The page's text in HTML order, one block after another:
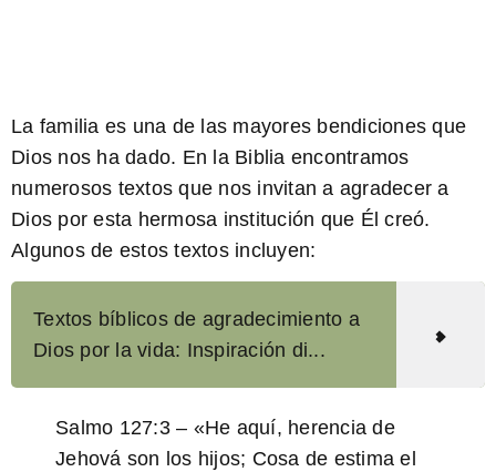
La familia es una de las mayores bendiciones que
Dios nos ha dado. En la Biblia encontramos
numerosos textos que nos invitan a agradecer a
Dios por esta hermosa institución que Él creó.
Algunos de estos textos incluyen:
Textos bíblicos de agradecimiento a
Dios por la vida: Inspiración di...
Salmo 127:3– «He aquí, herencia de
Jehová son los hijos; Cosa de estima el